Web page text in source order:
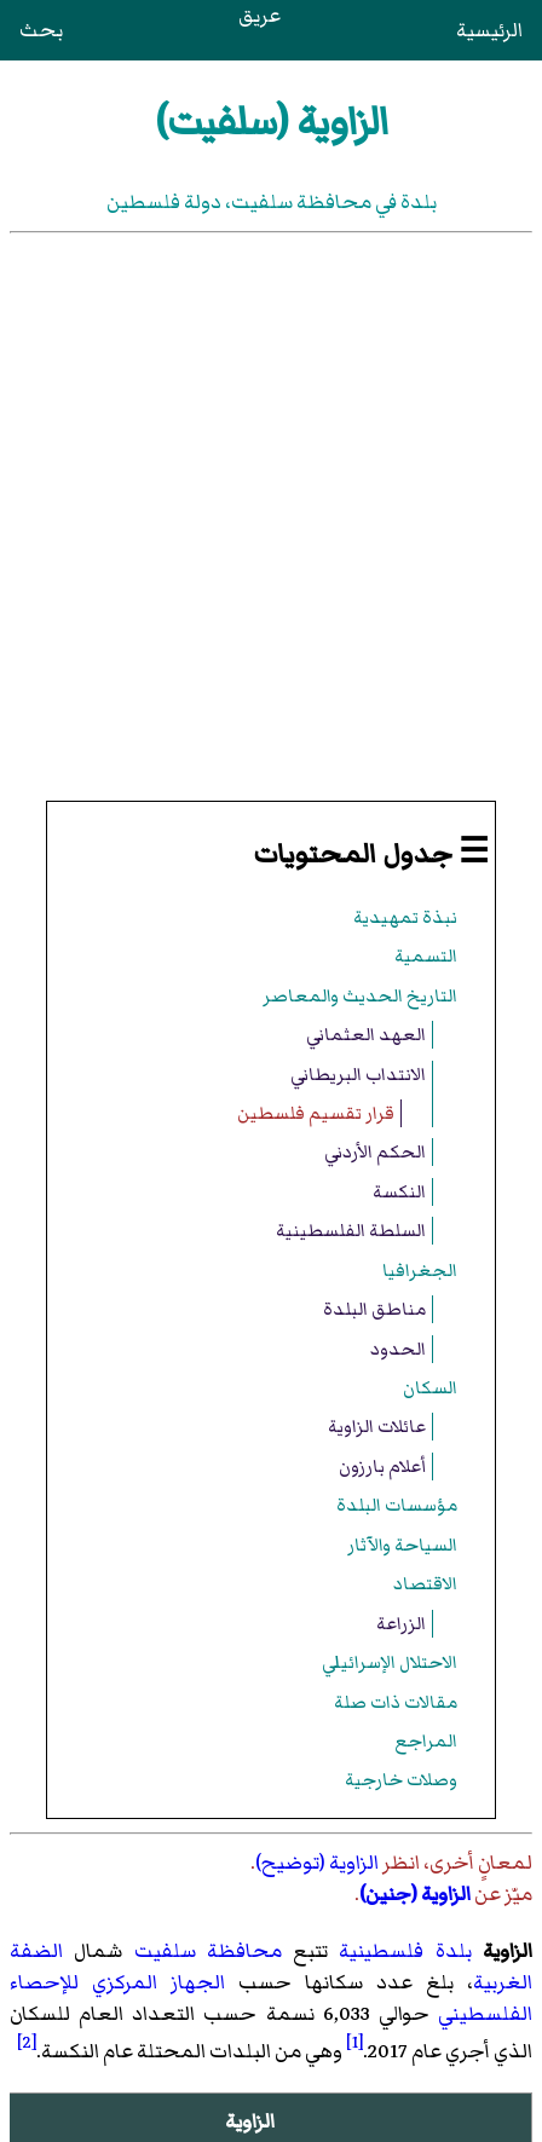
الرئيسية عريق بحث
الزاوية (سلفيت)
بلدة في محافظة سلفيت، دولة فلسطين
☰ جدول المحتويات
نبذة تمهيدية
التسمية
التاريخ الحديث والمعاصر
العهد العثماني
الانتداب البريطاني
قرار تقسيم فلسطين
الحكم الأردني
النكسة
السلطة الفلسطينية
الجغرافيا
مناطق البلدة
الحدود
السكان
عائلات الزاوية
أعلام بارزون
مؤسسات البلدة
السياحة والآثار
الاقتصاد
الزراعة
الاحتلال الإسرائيلي
مقالات ذات صلة
المراجع
وصلات خارجية
لمعانٍ أخرى، انظرالزاوية (توضيح).
ميّز عنالزاوية (جنين).
الزاوية بلدة فلسطينية تتبعمحافظة سلفيت شمال الضفة
الغربية، بلغ عدد سكانها حسب الجهاز المركزي للإحصاء
الفلسطيني
حوالي 6,033 نسمة حسب التعداد العام للسكان
الذي أجري عام 2017.
[1] وهي من البلدات المحتلة عام النكسة.[2]
الزاوية